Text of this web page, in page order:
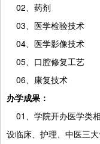
02、药剂
03、医学检验技术
04、医学影像技术
05、口腔修复工艺
06、康复技术
办学成果：
01、学院开办医学类
设临床、护理、中医三